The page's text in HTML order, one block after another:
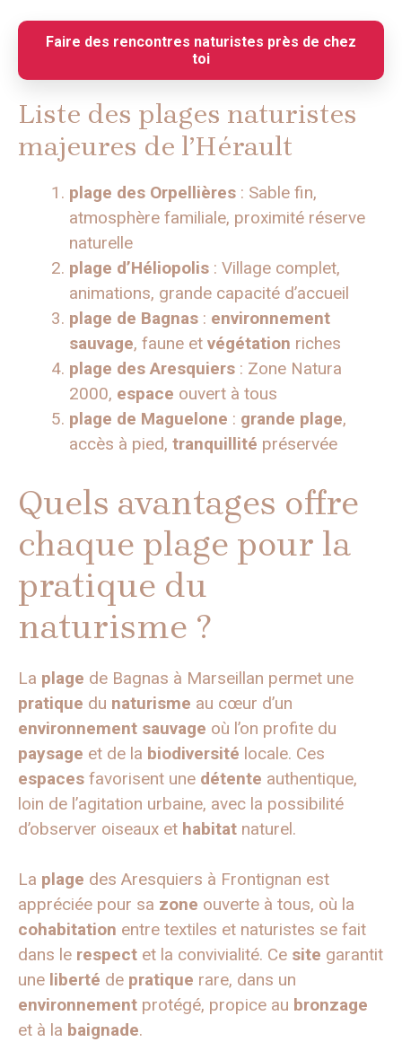
Faire des rencontres naturistes près de chez
toi
Liste des plages naturistes
majeures de l’Hérault
plage des Orpellières : Sable fin,
atmosphère familiale, proximité réserve
naturelle
plage d’Héliopolis : Village complet,
animations, grande capacité d’accueil
plage de Bagnas : environnement
sauvage, faune et végétation riches
plage des Aresquiers : Zone Natura
2000, espace ouvert à tous
plage de Maguelone : grande plage,
accès à pied, tranquillité préservée
Quels avantages offre
chaque plage pour la
pratique du
naturisme ?
La plage de Bagnas à Marseillan permet une
pratique du naturisme au cœur d’un
environnement sauvage où l’on profite du
paysage et de la biodiversité locale. Ces
espaces favorisent une détente authentique,
loin de l’agitation urbaine, avec la possibilité
d’observer oiseaux et habitat naturel.
La plage des Aresquiers à Frontignan est
appréciée pour sa zone ouverte à tous, où la
cohabitation entre textiles et naturistes se fait
dans le respect et la convivialité. Ce site garantit
une liberté de pratique rare, dans un
environnement protégé, propice au bronzage
et à la baignade.